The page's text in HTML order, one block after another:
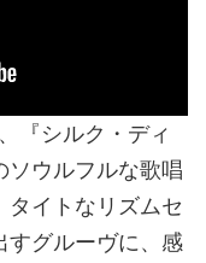
『シルク・ディ
ソウルフルな歌唱
タイトなリズムセ
すグルーヴに、感